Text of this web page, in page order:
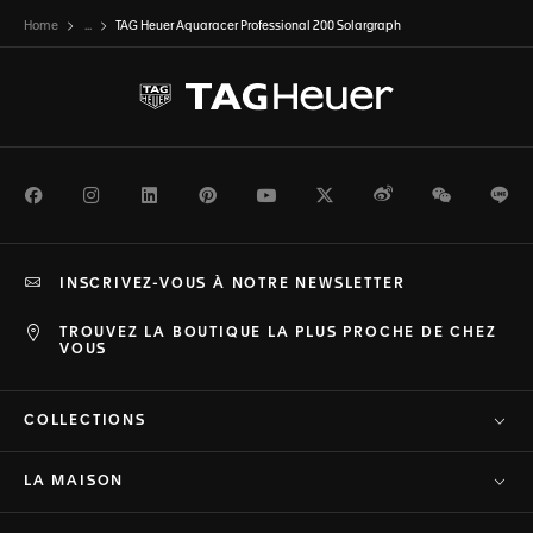
Home ... TAG Heuer Aquaracer Professional 200 Solargraph
FacebookInstagramLinkedInPinterestYoutubeTwitterWeiboWeChat
TROUVEZ LA BOUTIQUE LA PLUS PROCHE DE CHEZ
VOUS
INSCRIVEZ-VOUS À NOTRE NEWSLETTER
COLLECTIONS
LA MAISON